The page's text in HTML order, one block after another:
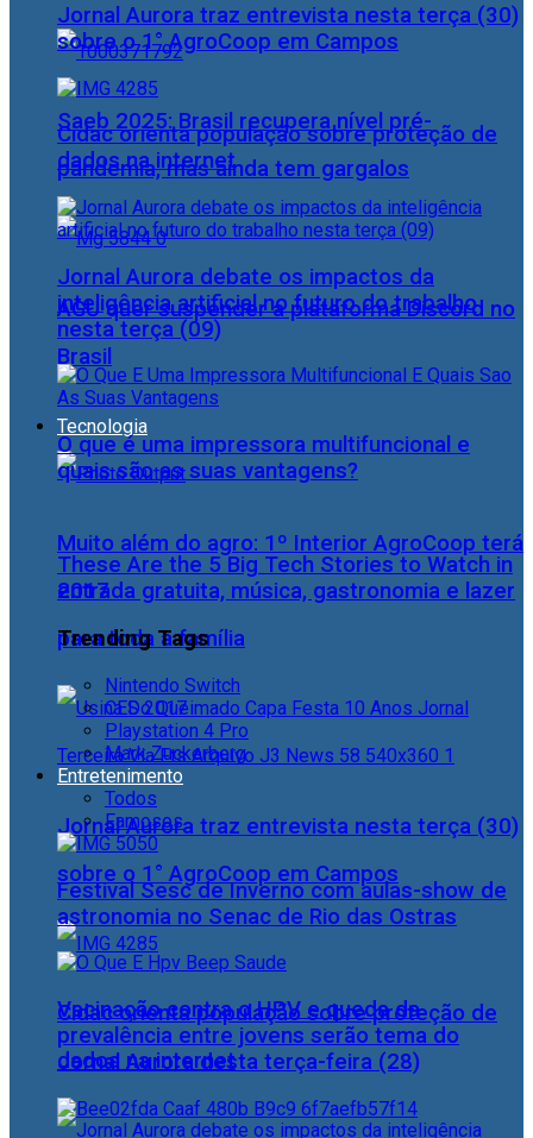
Saeb 2025: Brasil recupera nível pré-
pandemia, mas ainda tem gargalos
AGU quer suspender a plataforma Discord no
Brasil
Tecnologia
Muito além do agro: 1º Interior AgroCoop terá
entrada gratuita, música, gastronomia e lazer
para toda a família
Jornal Aurora traz entrevista nesta terça (30)
sobre o 1° AgroCoop em Campos
Cidac orienta população sobre proteção de
dados na internet
Jornal Aurora traz entrevista nesta terça (30)
sobre o 1° AgroCoop em Campos
Cidac orienta população sobre proteção de
dados na internet
Jornal Aurora debate os impactos da
inteligência artificial no futuro do trabalho
nesta terça (09)
O que é uma impressora multifuncional e
quais são as suas vantagens?
These Are the 5 Big Tech Stories to Watch in
2017
Trending Tags
Nintendo Switch
CES 2017
Playstation 4 Pro
Mark Zuckerberg
Entretenimento
Todos
Famosos
Festival Sesc de Inverno com aulas-show de
astronomia no Senac de Rio das Ostras
Vacinação contra o HPV e queda da
prevalência entre jovens serão tema do
Jornal Aurora desta terça-feira (28)